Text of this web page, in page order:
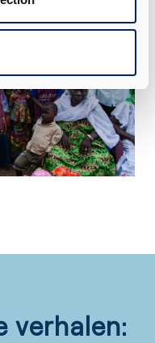
verhalen: